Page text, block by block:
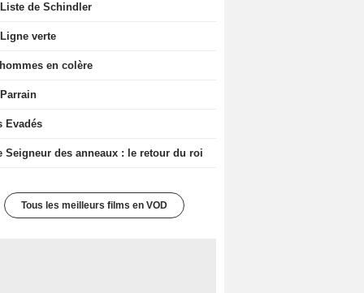
de Schindler
verte
en colère
Evadés
Seigneur des anneaux : le retour du roi
Tous les meilleurs films en VOD